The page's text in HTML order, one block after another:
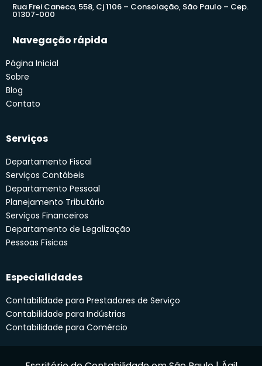
Rua Frei Caneca, 558, Cj 1106 – Consolação, São Paulo – Cep.
01307-000
Navegação rápida
Página Inicial
Sobre
Blog
Contato
Serviços
Departamento Fiscal
Serviços Contábeis
Departamento Pessoal
Planejamento Tributário
Serviços Financeiros
Departamento de Legalização
Pessoas Físicas
Especialidades
Contabilidade para Prestadores de Serviço
Contabilidade para Indústrias
Contabilidade para Comércio